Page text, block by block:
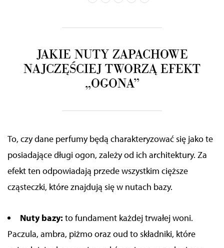
JAKIE NUTY ZAPACHOWE
NAJCZĘŚCIEJ TWORZĄ EFEKT
„OGONA”
To, czy dane perfumy będą charakteryzować się jako te
posiadające długi ogon, zależy od ich architektury. Za
efekt ten odpowiadają przede wszystkim cięższe
cząsteczki, które znajdują się w nutach bazy.
Nuty bazy: to fundament każdej trwałej woni.
Paczula, ambra, piżmo oraz oud to składniki, które